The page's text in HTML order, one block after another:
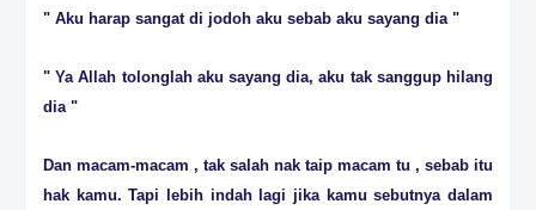
" Aku harap sangat di jodoh aku sebab aku sayang dia "
" Ya Allah tolonglah aku sayang dia, aku tak sanggup hilang
dia "
Dan macam-macam , tak salah nak taip macam tu , sebab itu
hak kamu. Tapi lebih indah lagi jika kamu sebutnya dalam